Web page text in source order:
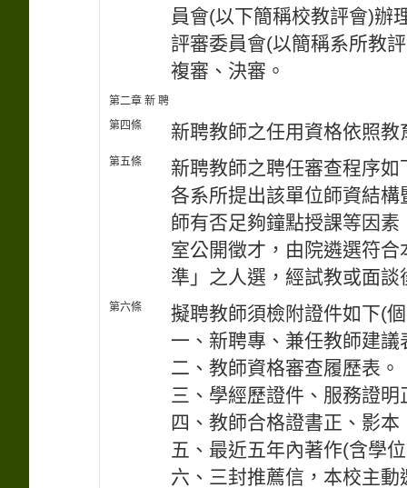
員會(以下簡稱校教評會)辦
評審委員會(以簡稱系所教
複審、決審。
第二章 新 聘
第四條
新聘教師之任用資格依照
第五條
新聘教師之聘任審查程序如
各系所提出該單位師資結
師有否足夠鐘點授課等因
室公開徵才，由院遴選符
準」之人選，經試教或面
第六條
擬聘教師須檢附證件如下(
一、新聘專、兼任教師建
二、教師資格審查履歷表。
三、學經歷證件、服務證
四、教師合格證書正、影
五、最近五年內著作(含學
六、三封推薦信，本校主動